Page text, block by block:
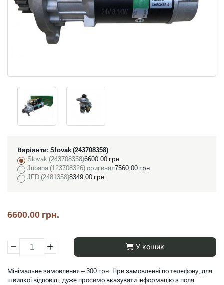
Варіанти: Slovak (243708358)
Slovak (243708358)6600.00 грн.
Jubana (123708326) оригинал7560.00 грн.
JFD (2481358)8349.00 грн.
6600.00 грн.
У кошик
Мінімальне замовлення – 300 грн. При замовленні по телефону, для
швидкої відповіді, дуже просимо вказувати інформацію з поля